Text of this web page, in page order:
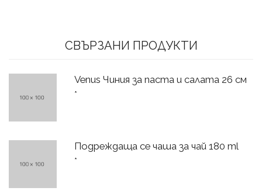
СВЪРЗАНИ ПРОДУКТИ
Venus Чиния за паста и салата 26 см
*
Подреждаща се чаша за чай 180 ml
*